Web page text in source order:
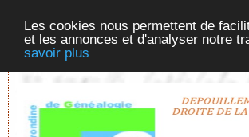
Les cookies nous permettent de
et les annonces et d'analyser notre
savoir plus